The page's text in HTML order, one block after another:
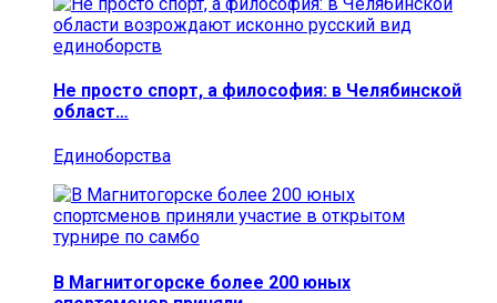
Не просто спорт, а философия: в Челябинской
област…
Единоборства
В Магнитогорске более 200 юных